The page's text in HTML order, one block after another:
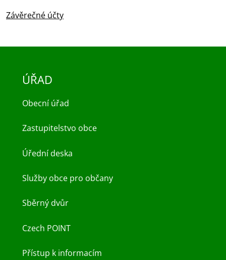
Závěrečné účty
ÚŘAD
Obecní úřad
Zastupitelstvo obce
Úřední deska
Služby obce pro občany
Sběrný dvůr
Czech POINT
Přístup k informacím